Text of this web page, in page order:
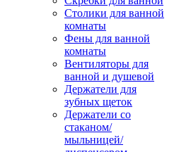
Столики для ванной
комнаты
Фены для ванной
комнаты
Вентиляторы для
ванной и душевой
Держатели для
зубных щеток
Держатели со
стаканом/
мыльницей/